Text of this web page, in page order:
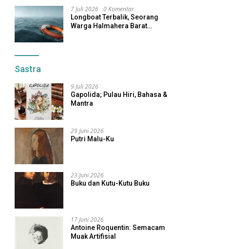
7 Juli 2026 0 Komentar
Longboat Terbalik, Seorang
Warga Halmahera Barat
Sastra
9 Juli 2026
Gapolida; Pulau Hiri, Bahasa &
Mantra
29 Juni 2026
Putri Malu-Ku
23 Juni 2026
Buku dan Kutu-Kutu Buku
17 Juni 2026
Antoine Roquentin: Semacam
Muak Artifisial